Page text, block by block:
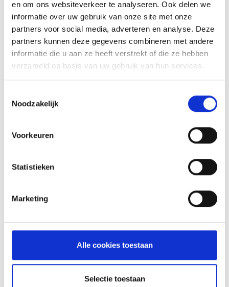
en om ons websiteverkeer te analyseren. Ook delen we
informatie over uw gebruik van onze site met onze
partners voor social media, adverteren en analyse. Deze
partners kunnen deze gegevens combineren met andere
informatie die u aan ze heeft verstrekt of die ze hebben
verzameld op basis van uw gebruik van hun services.
Noodzakelijk
Voorkeuren
Statistieken
Marketing
Alle cookies toestaan
Selectie toestaan
CRAFTED DUBBELZIJDIGE SEAR GRATE
CRAFTED - NIEUW
99,99
RAPIDFIRE BRIKETTENSTARTERSET